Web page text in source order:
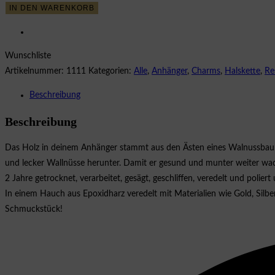
Halskette
walnut
white
Menge
IN DEN WARENKORB
Wunschliste
Artikelnummer: 1111 Kategorien: Alle, Anhänger, Charms, Halskette,
Beschreibung
Beschreibung
Das Holz in deinem Anhänger stammt aus den Ästen eines
und lecker Wallnüsse herunter. Damit er gesund und munter weiter
2 Jahre getrocknet, verarbeitet, gesägt, geschliffen, veredelt und
In einem Hauch aus Epoxidharz veredelt mit Materialien wie Gold,
Schmuckstück!